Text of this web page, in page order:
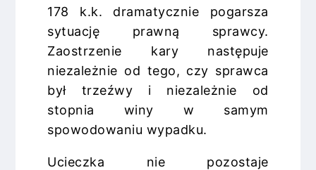
178 k.k. dramatycznie pogarsza
sytuację prawną sprawcy.
Zaostrzenie kary następuje
niezależnie od tego, czy sprawca
był trzeźwy i niezależnie od
stopnia winy w samym
spowodowaniu wypadku.
Ucieczka nie pozostaje